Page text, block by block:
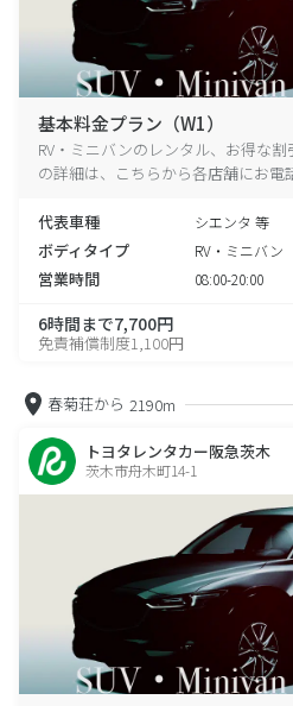
基本料金プラン（W1）
RV・ミニバンのレンタル、お得な
の詳細は、こちらから各店舗にお電
代表車種 シエンタ 等
ボディタイプ RV・ミニバン
営業時間 08:00-20:00
6時間まで7,700円
免責補償制度1,100円
春菊荘から 2190m
トヨタレンタカー阪急茨木
茨木市舟木町14-1